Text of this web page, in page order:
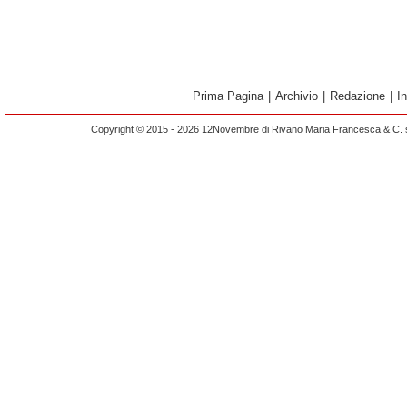
Prima Pagina Archivio Redazione
Copyright © 2015 - 2026 12Novembre di Rivano Maria Francesca &